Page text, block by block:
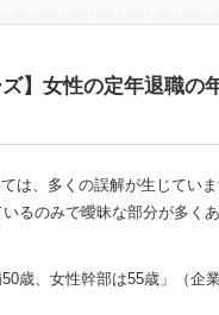
ズ】女性の定年退職の
は、多くの誤解が生じてい
るのみで曖昧な部分が多く
50歳、女性幹部は55歳」（